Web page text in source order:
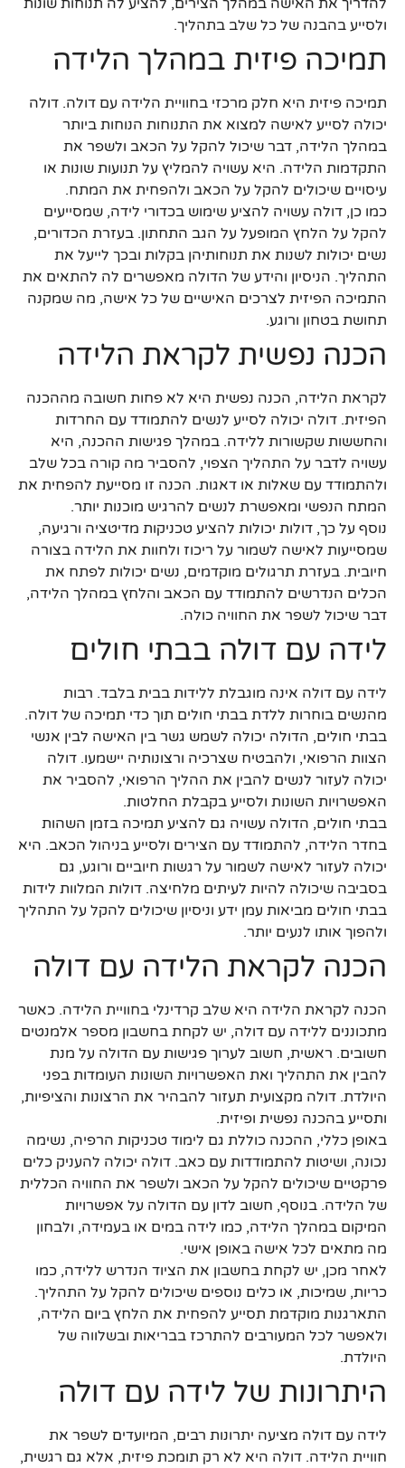
להדריך את האישה במהלך הצירים, להציע לה תנוחות שונות
ולסייע בהבנה של כל שלב בתהליך.
תמיכה פיזית במהלך הלידה
תמיכה פיזית היא חלק מרכזי בחוויית הלידה עם דולה. דולה
יכולה לסייע לאישה למצוא את התנוחות הנוחות ביותר
במהלך הלידה, דבר שיכול להקל על הכאב ולשפר את
התקדמות הלידה. היא עשויה להמליץ על תנועות שונות או
עיסויים שיכולים להקל על הכאב ולהפחית את המתח.
כמו כן, דולה עשויה להציע שימוש בכדורי לידה, שמסייעים
להקל על הלחץ המופעל על הגב התחתון. בעזרת הכדורים,
נשים יכולות לשנות את תנוחותיהן בקלות ובכך לייעל את
התהליך. הניסיון והידע של הדולה מאפשרים לה להתאים את
התמיכה הפיזית לצרכים האישיים של כל אישה, מה שמקנה
תחושת בטחון ורוגע.
הכנה נפשית לקראת הלידה
לקראת הלידה, הכנה נפשית היא לא פחות חשובה מההכנה
הפיזית. דולה יכולה לסייע לנשים להתמודד עם החרדות
והחששות שקשורות ללידה. במהלך פגישות ההכנה, היא
עשויה לדבר על התהליך הצפוי, להסביר מה קורה בכל שלב
ולהתמודד עם שאלות או דאגות. הכנה זו מסייעת להפחית את
המתח הנפשי ומאפשרת לנשים להרגיש מוכנות יותר.
נוסף על כך, דולות יכולות להציע טכניקות מדיטציה ורגיעה,
שמסייעות לאישה לשמור על ריכוז ולחוות את הלידה בצורה
חיובית. בעזרת תרגולים מוקדמים, נשים יכולות לפתח את
הכלים הנדרשים להתמודד עם הכאב והלחץ במהלך הלידה,
דבר שיכול לשפר את החוויה כולה.
לידה עם דולה בבתי חולים
לידה עם דולה אינה מוגבלת ללידות בבית בלבד. רבות
מהנשים בוחרות ללדת בבתי חולים תוך כדי תמיכה של דולה.
בבתי חולים, הדולה יכולה לשמש גשר בין האישה לבין אנשי
הצוות הרפואי, ולהבטיח שצרכיה ורצונותיה יישמעו. דולה
יכולה לעזור לנשים להבין את ההליך הרפואי, להסביר את
האפשרויות השונות ולסייע בקבלת החלטות.
בבתי חולים, הדולה עשויה גם להציע תמיכה בזמן השהות
בחדר הלידה, להתמודד עם הצירים ולסייע בניהול הכאב. היא
יכולה לעזור לאישה לשמור על רגשות חיוביים ורוגע, גם
בסביבה שיכולה להיות לעיתים מלחיצה. דולות המלוות לידות
בבתי חולים מביאות עמן ידע וניסיון שיכולים להקל על התהליך
ולהפוך אותו לנעים יותר.
הכנה לקראת הלידה עם דולה
הכנה לקראת הלידה היא שלב קרדינלי בחוויית הלידה. כאשר
מתכוננים ללידה עם דולה, יש לקחת בחשבון מספר אלמנטים
חשובים. ראשית, חשוב לערוך פגישות עם הדולה על מנת
להבין את התהליך ואת האפשרויות השונות העומדות בפני
היולדת. דולה מקצועית תעזור להבהיר את הרצונות והציפיות,
ותסייע בהכנה נפשית ופיזית.
באופן כללי, ההכנה כוללת גם לימוד טכניקות הרפיה, נשימה
נכונה, ושיטות להתמודדות עם כאב. דולה יכולה להעניק כלים
פרקטיים שיכולים להקל על הכאב ולשפר את החוויה הכללית
של הלידה. בנוסף, חשוב לדון עם הדולה על אפשרויות
המיקום במהלך הלידה, כמו לידה במים או בעמידה, ולבחון
מה מתאים לכל אישה באופן אישי.
לאחר מכן, יש לקחת בחשבון את הציוד הנדרש ללידה, כמו
כריות, שמיכות, או כלים נוספים שיכולים להקל על התהליך.
התארגנות מוקדמת תסייע להפחית את הלחץ ביום הלידה,
ולאפשר לכל המעורבים להתרכז בבריאות ובשלווה של
היולדת.
היתרונות של לידה עם דולה
לידה עם דולה מציעה יתרונות רבים, המיועדים לשפר את
חוויית הלידה. דולה היא לא רק תומכת פיזית, אלא גם רגשית,